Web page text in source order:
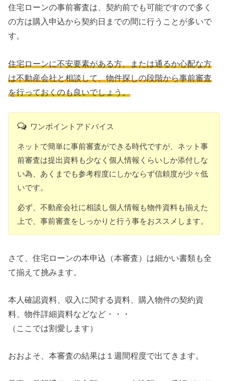
住宅ローンの事前審査は、契約前でも可能ですので多く
の方は購入申込から契約日までの間に行うことが多いで
す。
住宅ローンに不安要素がある方、または通るか心配な方
は不動産会社と相談して、物件探しの段階から事前審査
を行っておくのも良いでしょう。
ワンポイントアドバイス
ネットで簡単に事前審査ができる時代ですが、ネット事
前審査は提出資料も少なく個人情報くらいしか添付しな
い為、あくまでも参考程度にしかならず信頼度が少々低
いです。
必ず、不動産会社に相談し個人情報も物件資料も揃えた
上で、事前審査をしっかりと行う事をおススメします。
さて、住宅ローンの本申込（本審査）は細かい書類も全
て揃えて挑みます。
本人確認資料、収入に関する資料、購入物件の契約資
料、物件詳細資料などなど・・・
（ここでは割愛します）
おおよそ、本審査の結果は１週間程度で出てきます。